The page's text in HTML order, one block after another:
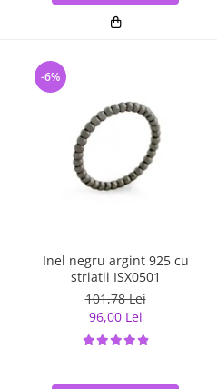
Inel negru argint 925 cu
striatii ISX0501
101,78 Lei
96,00 Lei
-6%